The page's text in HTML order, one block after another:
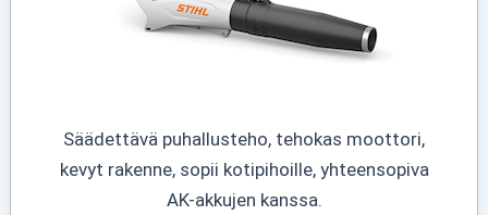
Säädettävä puhallusteho, tehokas moottori,
kevyt rakenne, sopii kotipihoille, yhteensopiva
AK-akkujen kanssa.